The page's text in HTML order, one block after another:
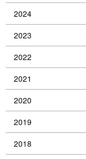
2024
2023
2022
2021
2020
2019
2018